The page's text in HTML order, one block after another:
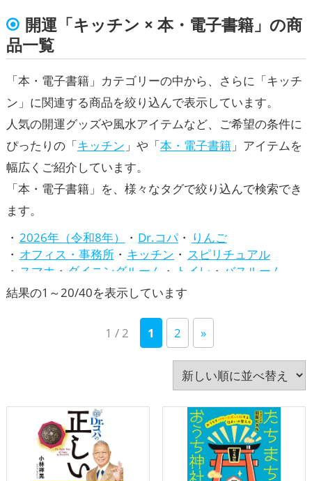
開運「キッチン × 本・電子書籍」の商
品一覧
「本・電子書籍」カテゴリーの中から、さらに「キッチ
ン」に関連する商品を絞り込んで表示しています。
人気の開運グッズや風水アイテムなど、ご希望の条件に
ぴったりの「キッチン 」や「本・電子書籍」アイテムを
幅広くご紹介しています。
「本・電子書籍」を、様々なタグで絞り込んで検索でき
ます。
2026年（令和8年）
Dr.コパ
りんご
オフィス・事務所
キッチン
スピリチュアル
スマホ
ダイニングルーム トイレ
バスルーム
パワースポット
ビジネス
ピンク色
ファッション開運術
リビング
八卦鏡（八角形の鏡）ミラー
占い
店舗
庭・バルコニー
旧2025年（令和7年）
東洋医学
玄関
確率論
社会心理学 神社仏閣 科学
統計学
緑色
美容 脳科学
蛇・巳年（みどし）
行動科学
認知科学
風水・家相
飲食店
馬・午年（うまどし）
龍・辰年（たつどし）
結果の1～20/40を表示しています新
順
1 / 2 1 2 »